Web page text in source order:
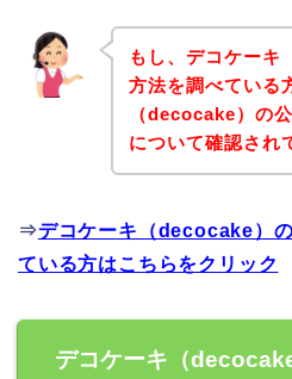
もし、デコケーキ
方法を調べている
（decocake）の
について確認され
⇒デコケーキ（decocake）
ている方はこちらをクリック
デコケーキ（